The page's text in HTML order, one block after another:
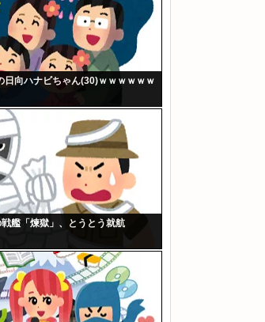
日向ハナビちゃん(30)ｗｗｗｗｗｗ
戦艦「煉獄」、とうとう就航